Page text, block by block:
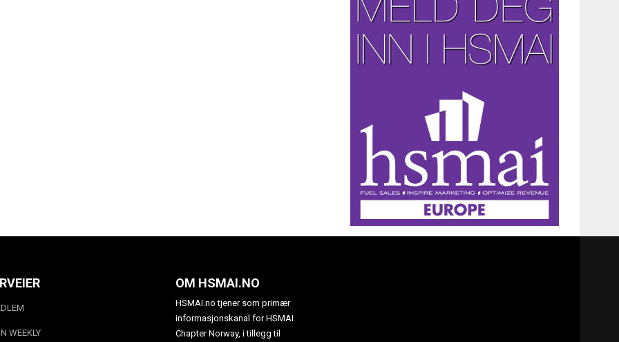
WEEKLY
OM HSMAI.NO
HSMAI.no tjener som primær
informasjonskanal for HSMAI
Chapter Norway, i tillegg til